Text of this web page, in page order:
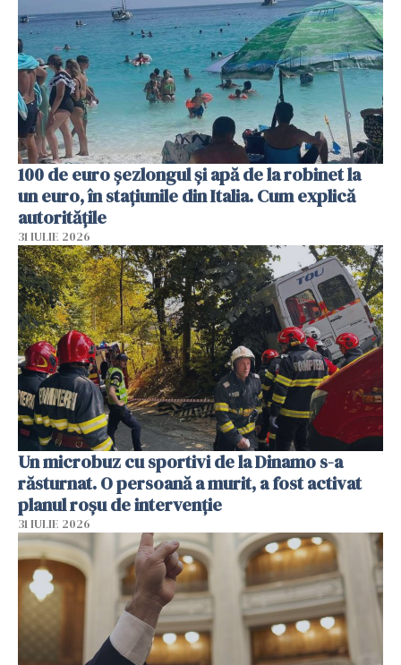
100 de euro șezlongul și apă de la robinet la
un euro, în stațiunile din Italia. Cum explică
autoritățile
31 IULIE 2026
Un microbuz cu sportivi de la Dinamo s-a
răsturnat. O persoană a murit, a fost activat
planul roșu de intervenție
31 IULIE 2026